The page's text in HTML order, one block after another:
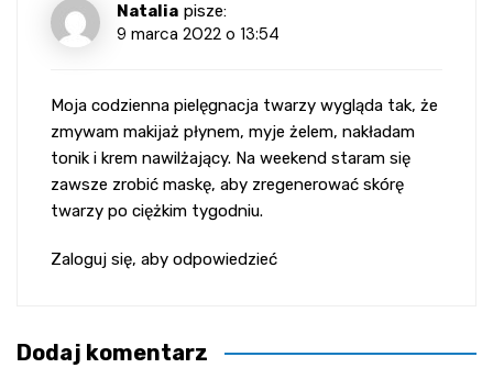
Natalia pisze:
9 marca 2022 o 13:54
Moja codzienna pielęgnacja twarzy wygląda tak, że
zmywam makijaż płynem, myje żelem, nakładam
tonik i krem nawilżający. Na weekend staram się
zawsze zrobić maskę, aby zregenerować skórę
twarzy po ciężkim tygodniu.
Zaloguj się, aby odpowiedzieć
Dodaj komentarz